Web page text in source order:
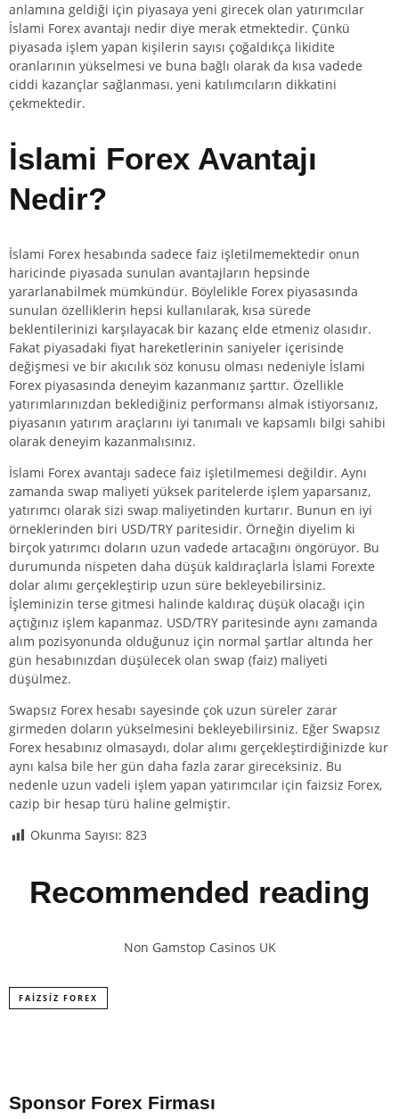
anlamına geldiği için piyasaya yeni girecek olan yatırımcılar
İslami Forex avantajı nedir diye merak etmektedir. Çünkü
piyasada işlem yapan kişilerin sayısı çoğaldıkça likidite
oranlarının yükselmesi ve buna bağlı olarak da kısa vadede
ciddi kazançlar sağlanması, yeni katılımcıların dikkatini
çekmektedir.
İslami Forex Avantajı
Nedir?
İslami Forex hesabında sadece faiz işletilmemektedir onun
haricinde piyasada sunulan avantajların hepsinde
yararlanabilmek mümkündür. Böylelikle Forex piyasasında
sunulan özelliklerin hepsi kullanılarak, kısa sürede
beklentilerinizi karşılayacak bir kazanç elde etmeniz olasıdır.
Fakat piyasadaki fiyat hareketlerinin saniyeler içerisinde
değişmesi ve bir akıcılık söz konusu olması nedeniyle İslami
Forex piyasasında deneyim kazanmanız şarttır. Özellikle
yatırımlarınızdan beklediğiniz performansı almak istiyorsanız,
piyasanın yatırım araçlarını iyi tanımalı ve kapsamlı bilgi sahibi
olarak deneyim kazanmalısınız.
İslami Forex avantajı sadece faiz işletilmemesi değildir. Aynı
zamanda swap maliyeti yüksek paritelerde işlem yaparsanız,
yatırımcı olarak sizi swap maliyetinden kurtarır. Bunun en iyi
örneklerinden biri USD/TRY paritesidir. Örneğin diyelim ki
birçok yatırımcı doların uzun vadede artacağını öngörüyor. Bu
durumunda nispeten daha düşük kaldıraçlarla İslami Forexte
dolar alımı gerçekleştirip uzun süre bekleyebilirsiniz.
İşleminizin terse gitmesi halinde kaldıraç düşük olacağı için
açtığınız işlem kapanmaz. USD/TRY paritesinde aynı zamanda
alım pozisyonunda olduğunuz için normal şartlar altında her
gün hesabınızdan düşülecek olan swap (faiz) maliyeti
düşülmez.
Swapsız Forex hesabı sayesinde çok uzun süreler zarar
girmeden doların yükselmesini bekleyebilirsiniz. Eğer Swapsız
Forex hesabınız olmasaydı, dolar alımı gerçekleştirdiğinizde kur
aynı kalsa bile her gün daha fazla zarar gireceksiniz. Bu
nedenle uzun vadeli işlem yapan yatırımcılar için faizsiz Forex,
cazip bir hesap türü haline gelmiştir.
Okunma Sayısı: 823
Recommended reading
Non Gamstop Casinos UK
FAIZSIZ FOREX
Sponsor Forex Firması